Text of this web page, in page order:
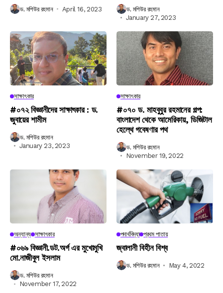
ড. মশিউর রহমান April 16, 2023
ড. মশিউর রহমান
January 27, 2023
সাক্ষাৎকার
#০৭২ বিজ্ঞানীদের সাক্ষাৎকার : ড.
জুবায়ের শামীম
ড. মশিউর রহমান
January 23, 2023
সাক্ষাৎকার
#০৭০ ড. মাহবুবুর রহমানের গল্প:
বাংলাদেশ থেকে আমেরিকায়, ডিজিটাল
হেল্থে গবেষণার পথ
ড. মশিউর রহমান
November 19, 2022
অন্যান্য সাক্ষাৎকার
#০৬৯ বিজ্ঞানী.ডট.অর্গ এর মুখোমুখি
মো.নাজীবুল ইসলাম
ড. মশিউর রহমান
November 17, 2022
পদার্থবিদ্যা প্রথম পাতায়
জ্বালানী বিহীন বিশ্ব
ড. মশিউর রহমান May 4, 2022